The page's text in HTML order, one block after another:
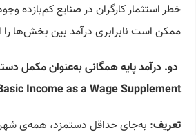
خطر استثمار کارگران در صنایع کم‌بازده
ممکن است نابرابری درآمد بین بخش‌ها
دو. درآمد پایه همگانی به‌عنوان مکمل
Income as a Wage Supplement)
تعریف:‌ به‌جای حداقل دستمزد، همه‌ی